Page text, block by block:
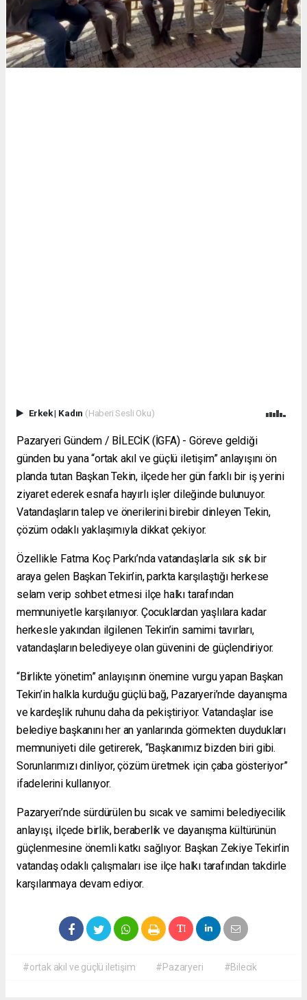
Erkek| Kadın (Haberi Sesli Oku)
Pazaryeri Gündem / BİLECİK (İGFA) - Göreve geldiği
günden bu yana “ortak akıl ve güçlü iletişim” anlayışını ön
planda tutan Başkan Tekin, ilçede her gün farklı bir iş yerini
ziyaret ederek esnafa hayırlı işler dileğinde bulunuyor.
Vatandaşların talep ve önerilerini birebir dinleyen Tekin,
çözüm odaklı yaklaşımıyla dikkat çekiyor.
Özellikle Fatma Koç Parkı’nda vatandaşlarla sık sık bir
araya gelen Başkan Tekin’in, parkta karşılaştığı herkese
selam verip sohbet etmesi ilçe halkı tarafından
memnuniyetle karşılanıyor. Çocuklardan yaşlılara kadar
herkesle yakından ilgilenen Tekin’in samimi tavırları,
vatandaşların belediyeye olan güvenini de güçlendiriyor.
“Birlikte yönetim” anlayışının önemine vurgu yapan Başkan
Tekin’in halkla kurduğu güçlü bağ, Pazaryeri’nde dayanışma
ve kardeşlik ruhunu daha da pekiştiriyor. Vatandaşlar ise
belediye başkanını her an yanlarında görmekten duydukları
memnuniyeti dile getirerek, “Başkanımız bizden biri gibi.
Sorunlarımızı dinliyor, çözüm üretmek için çaba gösteriyor”
ifadelerini kullanıyor.
Pazaryeri’nde sürdürülen bu sıcak ve samimi belediyecilik
anlayışı, ilçede birlik, beraberlik ve dayanışma kültürünün
güçlenmesine önemli katkı sağlıyor. Başkan Zekiye Tekin’in
vatandaş odaklı çalışmaları ise ilçe halkı tarafından takdirle
karşılanmaya devam ediyor.
#ortak akıl ve güçlü iletişim #Pazaryeri #Bilecik